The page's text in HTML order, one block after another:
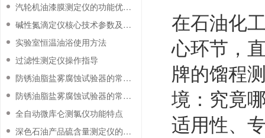
在石油化
心环节，
牌的馏程
境：究竟
适用性、
汽轮机油漆膜测定仪的功能优势有哪些？
碱性氮滴定仪核心技术参数及应用说明
实验室恒温油浴使用方法
过滤性测定仪操作指导
防锈油脂盐雾腐蚀试验器的常见故障与解决方法
防锈油脂盐雾腐蚀试验器的常见故障与解决方法
全自动微库仑测氯仪功能特点
深色石油产品硫含量测定仪的工作环境要求